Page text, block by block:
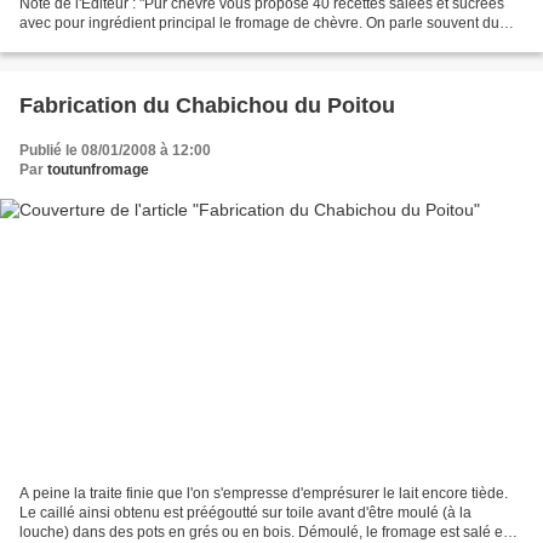
avec pour ingrédient principal le fromage de chèvre. On parle souvent du
Fabrication du Chabichou du Poitou
Publié le 08/01/2008 à 12:00
Par toutunfromage
A peine la traite finie que l'on s'empresse d'emprésurer le lait encore tiède.
Le caillé ainsi obtenu est préégoutté sur toile avant d'être moulé (à la
louche) dans des pots en grés ou en bois. Démoulé, le fromage est salé en